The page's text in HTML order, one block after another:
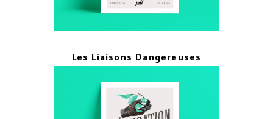
Les Liaisons Dangereuses